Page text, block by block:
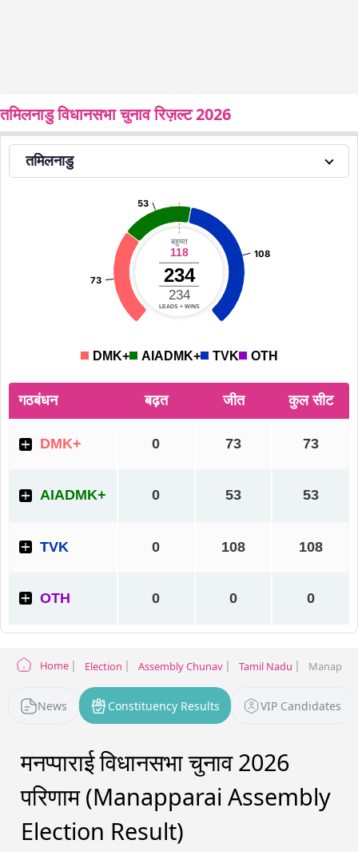
तमिलनाडु विधानसभा चुनाव रिज़ल्ट 2026
Home Election Assembly Chunav Tamil Nadu
News Constituency Results VIP Candidates
मनप्पाराई विधानसभा चुनाव 2026
परिणाम (Manapparai Assembly
Election Result)